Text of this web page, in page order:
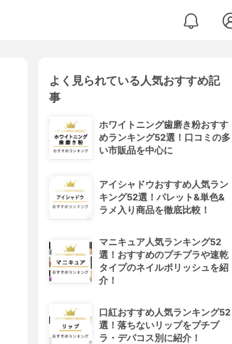
よく見られている人気おすすめ記
事
ホワイトニング歯磨き粉おすす
めランキング52選！口コミの多
い市販品を中心に
アイシャドウおすすめ人気ラン
キング52選！パレット&単色&
ラメ入り商品を徹底比較！
マニキュア人気ランキング52
選！おすすめのプチプラや速乾
タイプのネイルポリッシュを紹
介！
口紅おすすめ人気ランキング52
選！落ちないリップをプチプ
ラ・デパコス別に紹介！